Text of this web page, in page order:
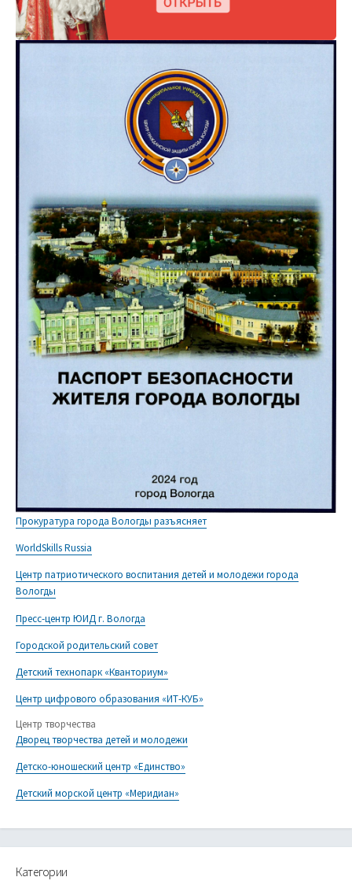
Прокуратура города Вологды разъясняет
WorldSkills Russia
Центр патриотического воспитания детей и молодежи города
Вологды
Пресс-центр ЮИД г. Вологда
Городской родительский совет
Детский технопарк «Кванториум»
Центр цифрового образования «ИТ-КУБ»
Центр творчества
Дворец творчества детей и молодежи
Детско-юношеский центр «Единство»
Детский морской центр «Меридиан»
Категории